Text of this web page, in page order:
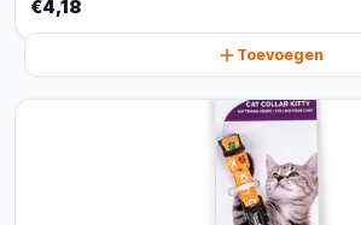
€4,18
Toevoegen